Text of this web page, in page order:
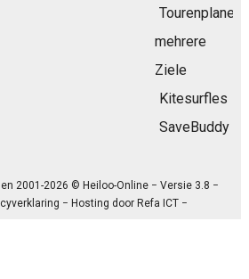
Tourenplaner
mehrere
Ziele
Kitesurfles
SaveBuddy
2001-2026 © Heiloo-Online − Versie 3.8 −
− Hosting doorRefa ICT −